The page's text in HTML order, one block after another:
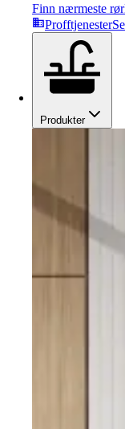
Finn nærmeste
Profftjenester
Produkter